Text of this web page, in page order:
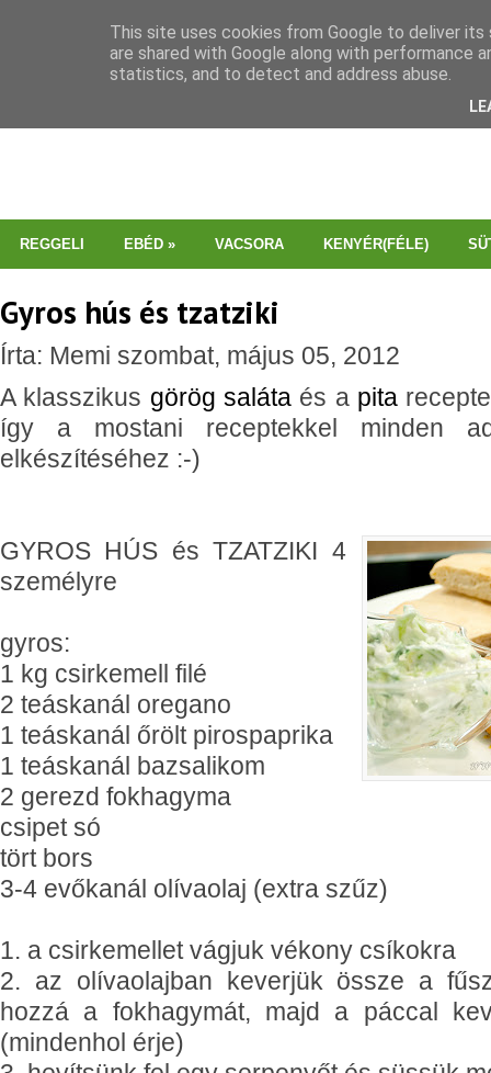
REGGELI EBÉD » VACSORA KENYÉR(FÉLE)
Gyros hús és tzatziki
Írta: Memi szombat, május 05, 2012
A klasszikus görög saláta és a pita
így a mostani receptekkel minden
elkészítéséhez :-)
GYROS HÚS és TZATZIKI 4
személyre
gyros:
1 kg csirkemell filé
2 teáskanál oregano
1 teáskanál őrölt pirospaprika
1 teáskanál bazsalikom
2 gerezd fokhagyma
csipet só
tört bors
3-4 evőkanál olívaolaj (extra szűz)
1. a csirkemellet vágjuk vékony csíkokra
2. az olívaolajban keverjük össze a
hozzá a fokhagymát, majd a páccal
(mindenhol érje)
This site uses cookies from Google to deliver
are shared with Google along with performance
statistics, and to detect and address abuse.